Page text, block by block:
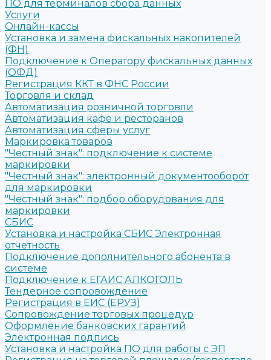
ПО для терминалов сбора данных
Услуги
Онлайн-кассы
Установка и замена фискальных накопителей
(ФН)
Подключение к Оператору фискальных данных
(ОФД)
Регистрация ККТ в ФНС России
Торговля и склад
Автоматизация розничной торговли
Автоматизация кафе и ресторанов
Автоматизация сферы услуг
Маркировка товаров
"Честный знак": подключение к системе
маркировки
"Честный знак": электронный документооборот
для маркировки
"Честный знак": подбор оборудования для
маркировки
СБИС
Установка и настройка СБИС Электронная
отчетность
Подключение дополнительного абонента в
системе
Подключение к ЕГАИС АЛКОГОЛЬ
Тендерное сопровождение
Регистрация в ЕИС (ЕРУЗ)
Сопровождение торговых процедур
Оформление банковских гарантий
Электронная подпись
Установка и настройка ПО для работы с ЭП